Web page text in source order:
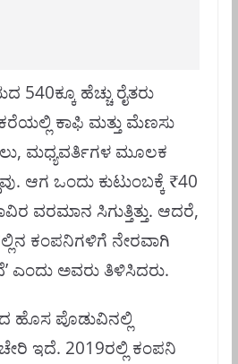
ಹೆಚ್ಚು ರೈತರು
ಕಾಫಿ ಮತ್ತು ಮೆಣಸು
ಮಧ್ಯವರ್ತಿಗಳ ಮೂಲಕ
ಆಗ ಒಂದು ಕುಟುಂಬಕ್ಕೆ ₹40
ವರಮಾನ ಸಿಗುತ್ತಿತ್ತು. ಆದರೆ,
ಕಂಪನಿಗಳಿಗೆ ನೇರವಾಗಿ
ಎಂದು ಅವರು ತಿಳಿಸಿದರು.
ಹೊಸ ಪೊಡುವಿನಲ್ಲಿ
ಇದೆ. 2019ರಲ್ಲಿ ಕಂಪನಿ